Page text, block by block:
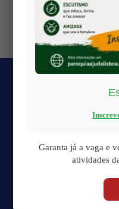
Views: 5
Garanta já a vaga e
atividades